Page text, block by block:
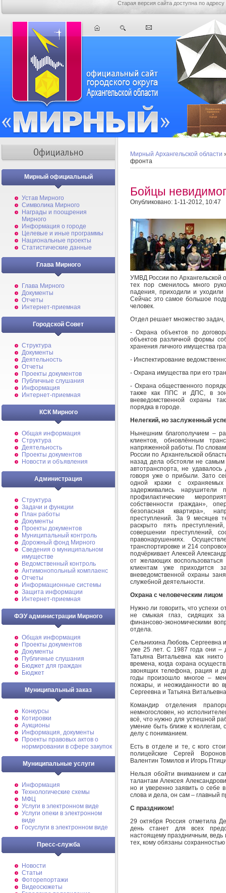
Старая версия сайта доступна по адресу
Мирный официальный
Устав Мирного
Символика Мирного
Награды и поощрения
Мирного
Информация о городе
Целевые и иные программы
Национальные проекты
Статистические данные
Глава Мирного
Глава Мирного
Документы
Отчеты
Интернет-приемная
Городской Совет
Структура
Документы
Деятельность
Отчеты
Проекты документов
Публичные слушания
Информация
Интернет-приемная
КСК Мирного
Общая информация
Структура
Деятельность
Проекты документов
Новости и объявления
Администрация
Структура
Задачи и функции
План работы
Документы
Проекты документов
Муниципальный контроль
Дорожный фонд Мирного
Cведения о муниципальном
имуществе
Ведомственный контроль
Антимонопольный комплаенс
Отчеты
Информационные системы
Защита информации
Интернет-приемная
ФЭУ администрации Мирного
Общая информация
Проекты документов
Документы
Публичные слушания
Бюджет для граждан
Бюджет
Муниципальный заказ
Конкурсы
Котировки
Аукционы
Информация, документы
Проекты правовых актов о
нормировании в сфере закупок
Муниципальные услуги
Информация
Технологические схемы
МФЦ
Услуги в электронном виде
Услуги опеки в электронном
виде
Госуслуги в электронном виде
Пресс-служба
Новости
Статьи
Фоторепортажи
Видеосюжеты
Мирный Архангельской области
фронта
Бойцы
Опубликовано: 1-11-2012, 10:47
УМВД России по Архангельской
тех пор сменилось много
падения, приходили и уходили
Сейчас это самое большое
человек.
Отдел решает множество
- Охрана объектов по
объектов различной формы
хранения личного имущества
- Инспектирование
- Охрана имущества при его
- Охрана общественного
также как ППС и ДПС, в
вневедомственной охраны
порядка в городе.
Нелегкий, но заслуженный
Нынешним благополучием –
клиентов, обновлённым
напряженной работы. По
России по Архангельской
назад дела обстояли не
автотранспорта, не
говоря уже о прибыли. Зато
одной кражи с охраняемых
задерживались нарушители
профилактические
собственности граждан»,
безопасная квартира»,
преступлений. За 9 месяцев
раскрыто пять
совершении преступлений,
правонарушениях.
транспортировке и 214
подчёркивает Алексей
от желающих
клиентам уже приходится
вневедомственной охраны
служебной деятельности.
Охрана с человеческим лицом
Нужно ли говорить, что успехи
не смыкая глаз, сидящих
финансово-экономическими
отдела.
Сельнихина Любовь Сергеевна
уже 25 лет. С 1987 года они –
Татьяна Витальевна как
времена, когда охрана
звонящих телефона, рация и
годы произошло многое –
пожары, и неожиданности во
Сергеевна и Татьяна
Командир отделения
немногословен, но
всё, что нужно для успешной
умение быть ближе к коллегам,
делу с пониманием.
Есть в отделе и те, с кого
полицейские Сергей
Валентин Томилов и Игорь
Нельзя обойти вниманием и
талантам Алексея
но и уверенно заявить о себе
слова и дела, он сам – главный
С праздником!
29 октября Россия отметила
день станет для всех
настоящему праздничным, ведь
тех, кому обязаны